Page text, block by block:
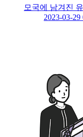
모국에 남겨진
2023-03-29